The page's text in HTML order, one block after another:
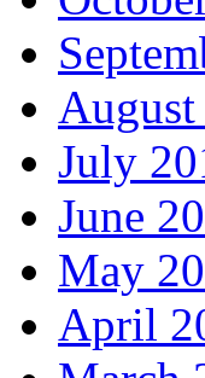
July
June
May
April